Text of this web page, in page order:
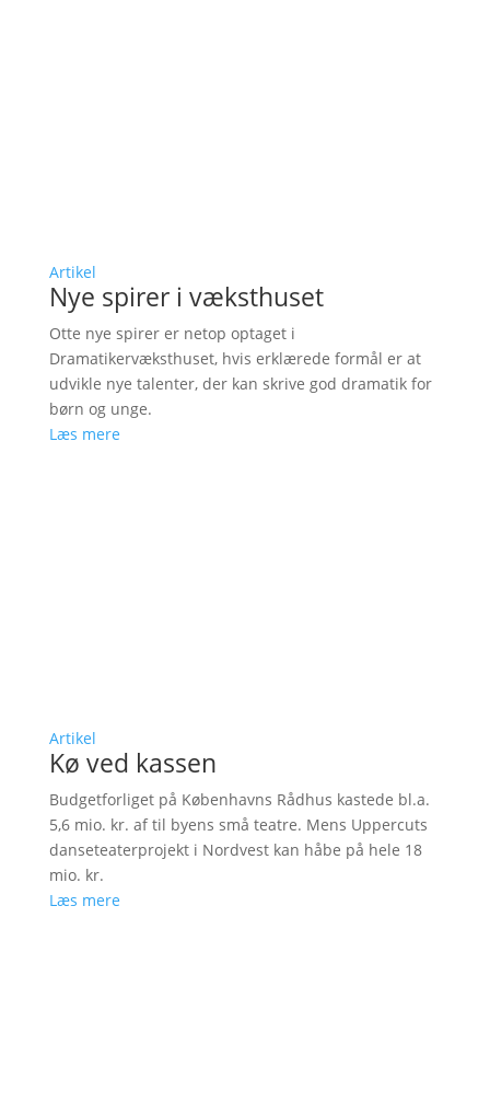
Artikel
Nye spirer i væksthuset
Otte nye spirer er netop optaget i
Dramatikervæksthuset, hvis erklærede formål er at
udvikle nye talenter, der kan skrive god dramatik for
børn og unge.
Læs mere
Artikel
Kø ved kassen
Budgetforliget på Københavns Rådhus kastede bl.a.
5,6 mio. kr. af til byens små teatre. Mens Uppercuts
danseteaterprojekt i Nordvest kan håbe på hele 18
mio. kr.
Læs mere